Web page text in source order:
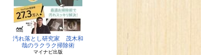
汚れ落とし研究家 茂木和
哉のラクラク掃除術
マイナビ出版